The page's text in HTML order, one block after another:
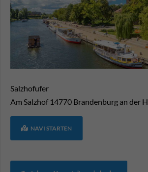
Salzhofufer
Am Salzhof 14770 Brandenburg an der
NAVI STARTEN